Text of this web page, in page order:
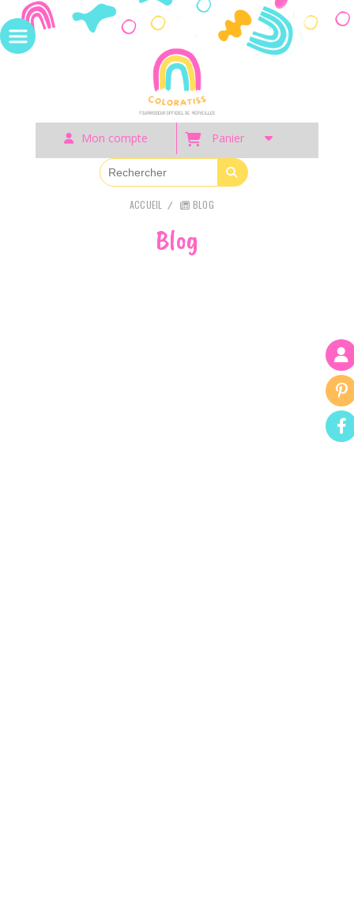
Mon compte Panier
ACCUEIL BLOG
Blog
Panneau de gestion des cookies